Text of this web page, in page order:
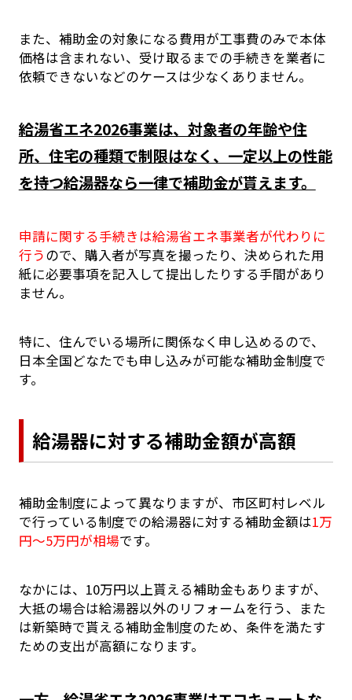
また、補助金の対象になる費用が工事費のみで本体
価格は含まれない、受け取るまでの手続きを業者に
依頼できないなどのケースは少なくありません。
給湯省エネ2026事業は、対象者の年齢や住
所、住宅の種類で制限はなく、一定以上の性能
を持つ給湯器なら一律で補助金が貰えます。
申請に関する手続きは給湯省エネ事業者が代わりに
行うので、購入者が写真を撮ったり、決められた用
紙に必要事項を記入して提出したりする手間があり
ません。
特に、住んでいる場所に関係なく申し込めるので、
日本全国どなたでも申し込みが可能な補助金制度で
す。
給湯器に対する補助金額が高額
補助金制度によって異なりますが、市区町村レベル
で行っている制度での給湯器に対する補助金額は1万
円～5万円が相場です。
なかには、10万円以上貰える補助金もありますが、
大抵の場合は給湯器以外のリフォームを行う、また
は新築時で貰える補助金制度のため、条件を満たす
ための支出が高額になります。